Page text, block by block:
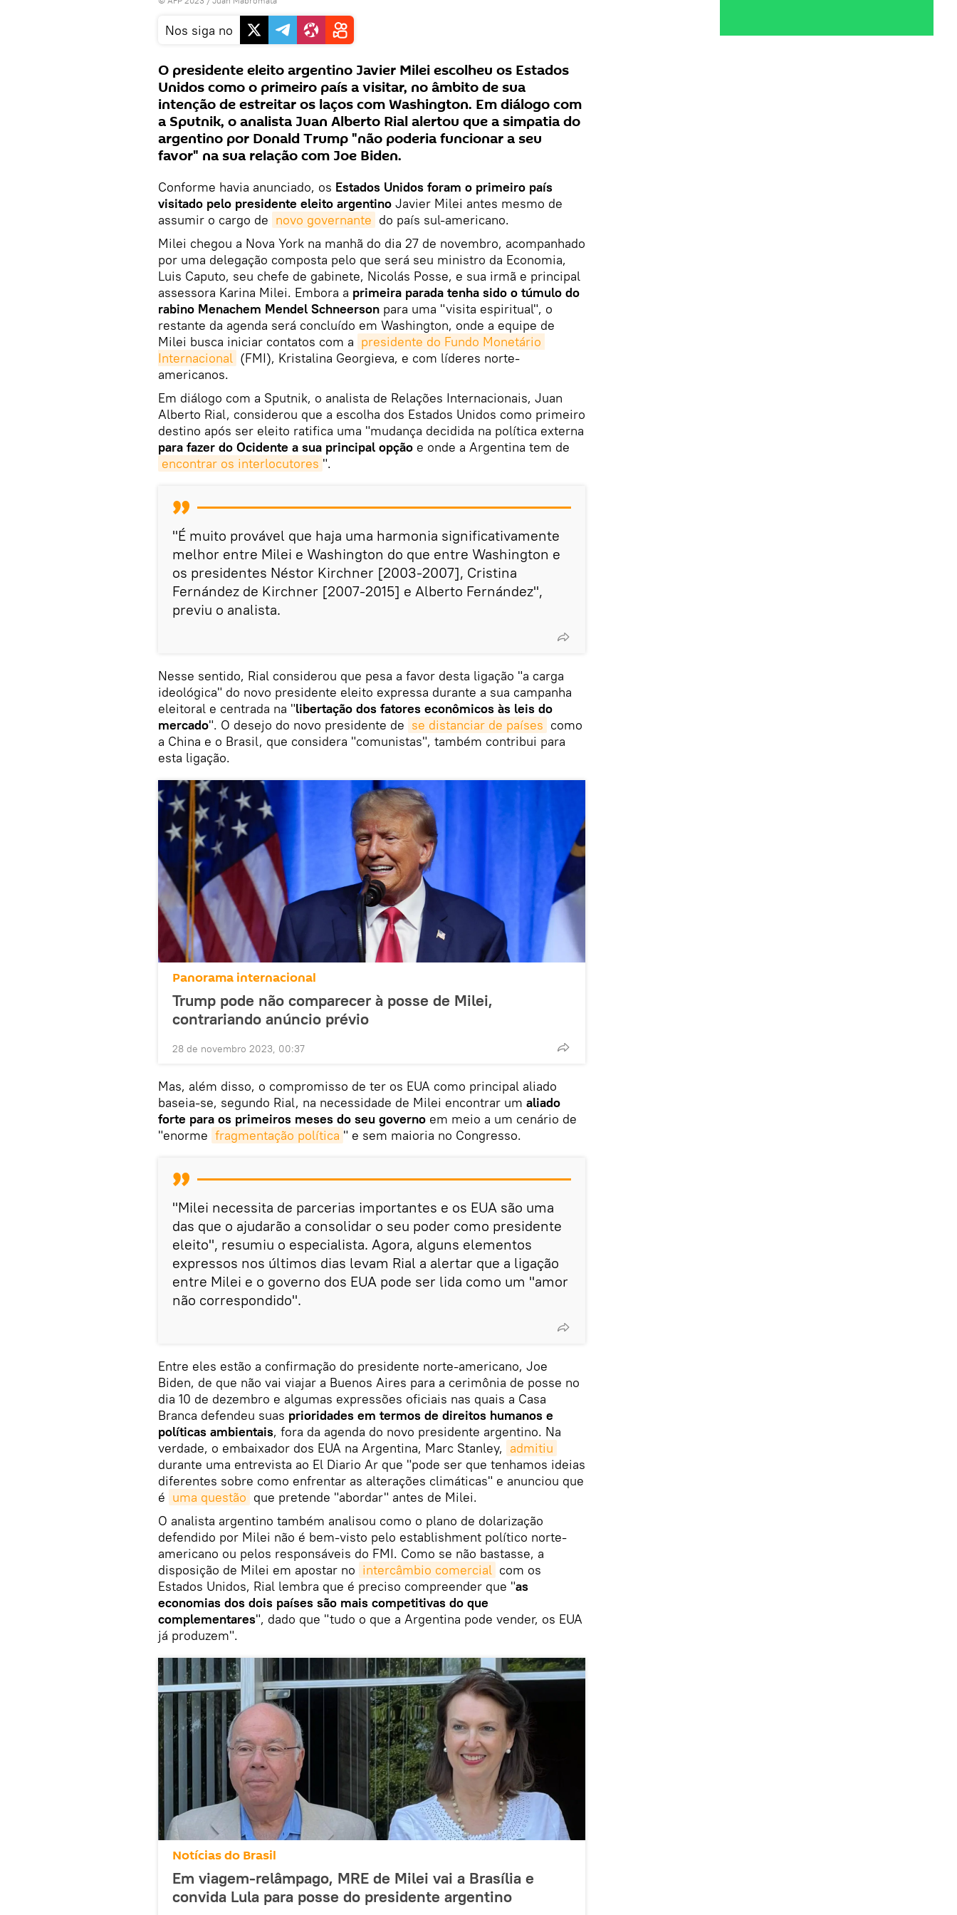
Nos siga no
O presidente eleito argentino Javier Milei escolheu os Estados
Unidos como o primeiro país a visitar, no âmbito de sua
intenção de estreitar os laços com Washington. Em diálogo com
a Sputnik, o analista Juan Alberto Rial alertou que a simpatia do
argentino por Donald Trump "não poderia funcionar a seu
favor" na sua relação com Joe Biden.
Conforme havia anunciado, os Estados Unidos foram o primeiro país
visitado pelo presidente eleito argentino Javier Milei antes mesmo de
assumir o cargo de novo governante do país sul-americano.
Milei chegou a Nova York na manhã do dia 27 de novembro, acompanhado
por uma delegação composta pelo que será seu ministro da Economia,
Luis Caputo, seu chefe de gabinete, Nicolás Posse, e sua irmã e principal
assessora Karina Milei. Embora a primeira parada tenha sido o túmulo do
rabino Menachem Mendel Schneerson para uma "visita espiritual", o
restante da agenda será concluído em Washington, onde a equipe de
Milei busca iniciar contatos com a presidente do Fundo Monetário
Internacional (FMI), Kristalina Georgieva, e com líderes norte-
americanos.
Em diálogo com a Sputnik, o analista de Relações Internacionais, Juan
Alberto Rial, considerou que a escolha dos Estados Unidos como primeiro
destino após ser eleito ratifica uma "mudança decidida na política externa
para fazer do Ocidente a sua principal opção e onde a Argentina tem de
encontrar os interlocutores ".
"É muito provável que haja uma harmonia significativamente
melhor entre Milei e Washington do que entre Washington e
os presidentes Néstor Kirchner [2003-2007], Cristina
Fernández de Kirchner [2007-2015] e Alberto Fernández",
previu o analista.
Nesse sentido, Rial considerou que pesa a favor desta ligação "a carga
ideológica" do novo presidente eleito expressa durante a sua campanha
eleitoral e centrada na "libertação dos fatores econômicos às leis do
mercado". O desejo do novo presidente de se distanciar de países como
a China e o Brasil, que considera "comunistas", também contribui para
esta ligação.
Panorama internacional
Trump pode não comparecer à posse de Milei,
contrariando anúncio prévio
28 de novembro 2023, 00:37
Mas, além disso, o compromisso de ter os EUA como principal aliado
baseia-se, segundo Rial, na necessidade de Milei encontrar um aliado
forte para os primeiros meses do seu governo em meio a um cenário de
"enorme fragmentação política " e sem maioria no Congresso.
"Milei necessita de parcerias importantes e os EUA são uma
das que o ajudarão a consolidar o seu poder como presidente
eleito", resumiu o especialista. Agora, alguns elementos
expressos nos últimos dias levam Rial a alertar que a ligação
entre Milei e o governo dos EUA pode ser lida como um "amor
não correspondido".
Entre eles estão a confirmação do presidente norte-americano, Joe
Biden, de que não vai viajar a Buenos Aires para a cerimônia de posse no
dia 10 de dezembro e algumas expressões oficiais nas quais a Casa
Branca defendeu suas prioridades em termos de direitos humanos e
políticas ambientais, fora da agenda do novo presidente argentino. Na
verdade, o embaixador dos EUA na Argentina, Marc Stanley, admitiu
durante uma entrevista ao El Diario Ar que "pode ser que tenhamos ideias
diferentes sobre como enfrentar as alterações climáticas" e anunciou que
é uma questão que pretende "abordar" antes de Milei.
O analista argentino também analisou como o plano de dolarização
defendido por Milei não é bem-visto pelo establishment político norte-
americano ou pelos responsáveis do FMI. Como se não bastasse, a
disposição de Milei em apostar no intercâmbio comercial com os
Estados Unidos, Rial lembra que é preciso compreender que "as
economias dos dois países são mais competitivas do que
complementares", dado que "tudo o que a Argentina pode vender, os EUA
já produzem".
Notícias do Brasil
Em viagem-relâmpago, MRE de Milei vai a Brasília e
convida Lula para posse do presidente argentino